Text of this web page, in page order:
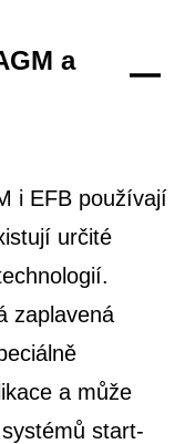
a
i EFB používají
určité
zaplavená
a může
start-